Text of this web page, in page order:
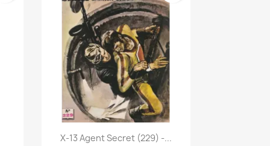
Pikakatselu
X-13 Agent Secret (229) -...